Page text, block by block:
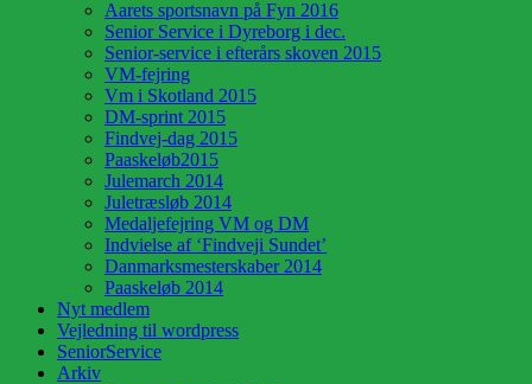
Aarets sportsnavn på Fyn 2016
Senior Service i Dyreborg i dec.
Senior-service i efterårs skoven 2015
VM-fejring
Vm i Skotland 2015
DM-sprint 2015
Findvej-dag 2015
Paaskeløb2015
Julemarch 2014
Juletræsløb 2014
Medaljefejring VM og DM
Indvielse af ‘Findveji Sundet’
Danmarksmesterskaber 2014
Paaskeløb 2014
Nyt medlem
Vejledning til wordpress
SeniorService
Arkiv